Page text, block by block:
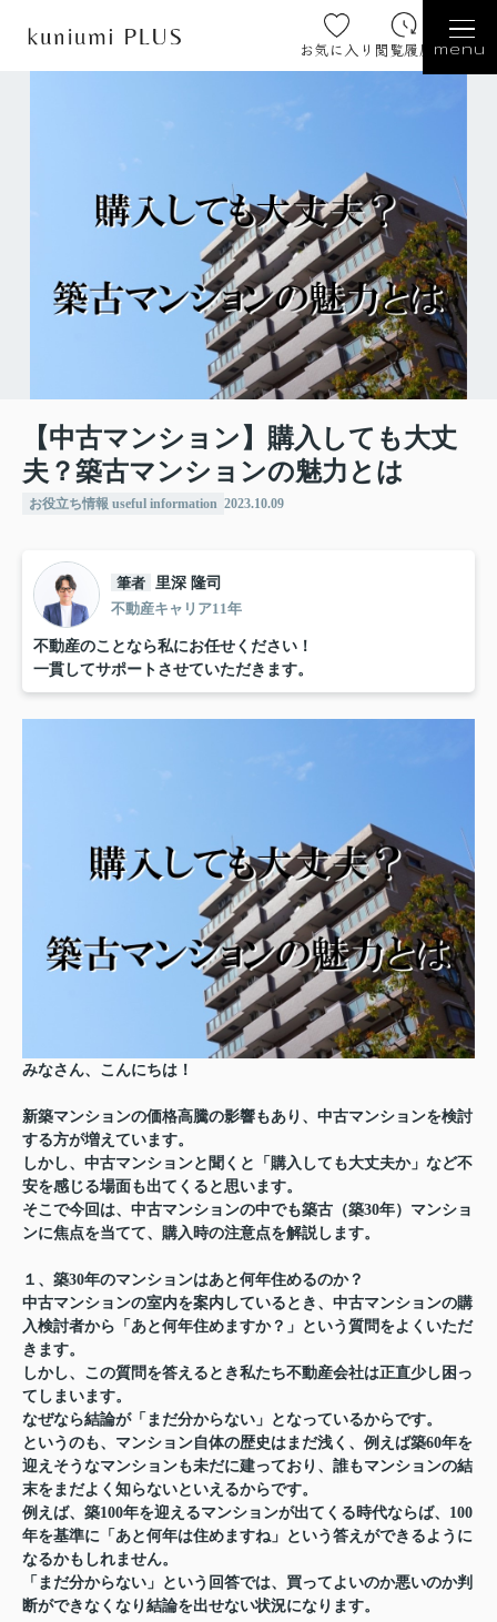
お気に入り 閲覧履歴 menu
【中古マンション】購入しても大丈
夫？築古マンションの魅力とは
お役立ち情報 useful information 2023.10.09
筆者
里深 隆司
不動産キャリア11年
不動産のことなら私にお任せください！
一貫してサポートさせていただきます。
みなさん、こんにちは！
新築マンションの価格高騰の影響もあり、中古マンションを検討
する方が増えています。
しかし、中古マンションと聞くと「購入しても大丈夫か」など不
安を感じる場面も出てくると思います。
そこで今回は、中古マンションの中でも築古（築30年）マンショ
ンに焦点を当てて、購入時の注意点を解説します。
１、築30年のマンションはあと何年住めるのか？
中古マンションの室内を案内しているとき、中古マンションの購
入検討者から「あと何年住めますか？」という質問をよくいただ
きます。
しかし、この質問を答えるとき私たち不動産会社は正直少し困っ
てしまいます。
なぜなら結論が「まだ分からない」となっているからです。
というのも、マンション自体の歴史はまだ浅く、例えば築60年を
迎えそうなマンションも未だに建っており、誰もマンションの結
末をまだよく知らないといえるからです。
例えば、築100年を迎えるマンションが出てくる時代ならば、100
年を基準に「あと何年は住めますね」という答えができるように
なるかもしれません。
「まだ分からない」という回答では、買ってよいのか悪いのか判
断ができなくなり結論を出せない状況になります。